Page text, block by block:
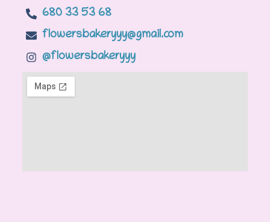
680 33 53 68
flowersbakeryyy@gmail.com
@flowersbakeryyy